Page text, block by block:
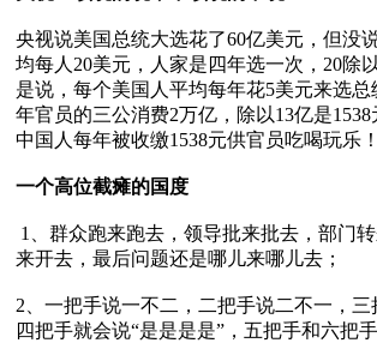
央视说美国总统大选花了60亿美元，但没
均每人20美元，人家是四年选一次，20除
是说，每个美国人平均每年花5美元来选
年官员的三公消费2万亿，除以13亿是
中国人每年被收缴1538元供官员吃喝玩乐！
一个高位截瘫的国度
来开去，最后问题还是哪儿来哪儿去；
2、一把手说一不二，二把手说二不一，三
四把手就会说“是是是是”，五把手和六把